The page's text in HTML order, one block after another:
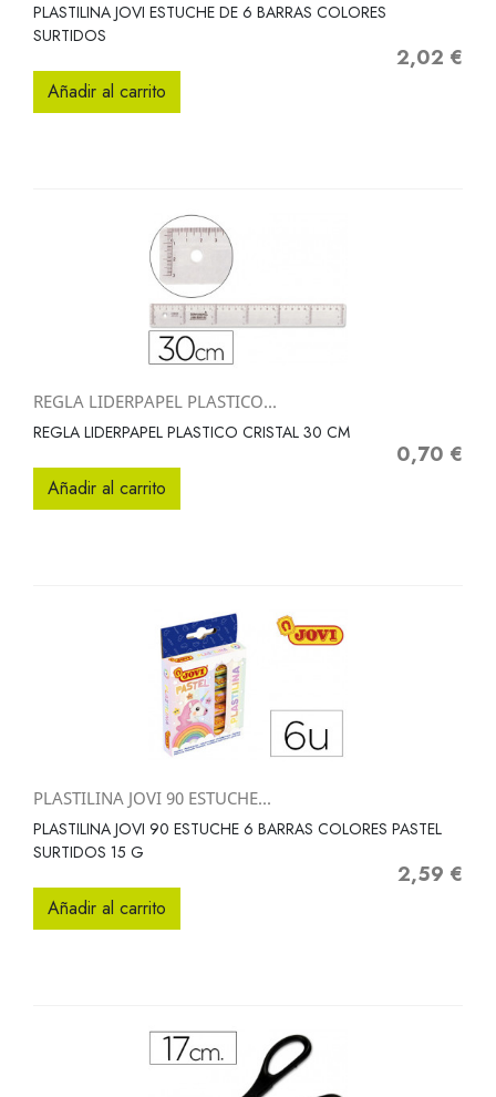
PLASTILINA JOVI ESTUCHE DE 6 BARRAS COLORES
SURTIDOS
Precio
2,02 €
Añadir al carrito
REGLA LIDERPAPEL PLASTICO...
REGLA LIDERPAPEL PLASTICO CRISTAL 30 CM
Precio
0,70 €
Añadir al carrito
PLASTILINA JOVI 90 ESTUCHE...
PLASTILINA JOVI 90 ESTUCHE 6 BARRAS COLORES PASTEL
SURTIDOS 15 G
Precio
2,59 €
Añadir al carrito